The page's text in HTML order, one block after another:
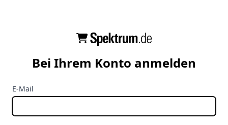
Bei Ihrem Konto anmelden
E-Mail